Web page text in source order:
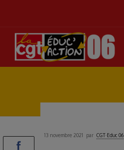
13 novembre 2021 par CGT·Educ 06